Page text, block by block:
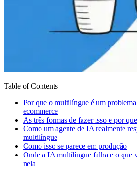
Table of Contents
Por que o multilíngue é um
ecommerce
As três formas de fazer isso e por
Como um agente de IA realmente
multilíngue
Como isso se parece em produção
Onde a IA multilíngue falha e o que
nela